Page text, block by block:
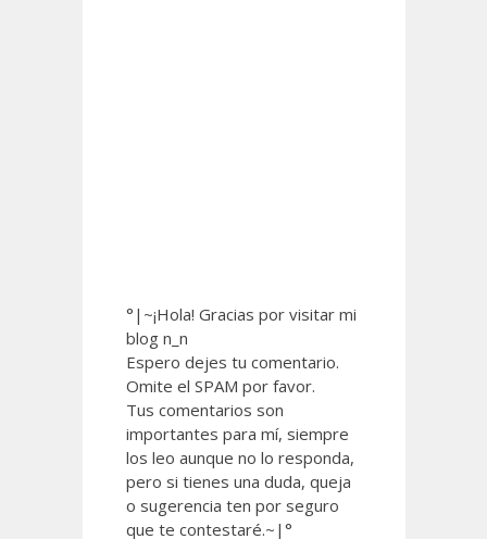
°|~¡Hola! Gracias por visitar mi
blog n_n
Espero dejes tu comentario.
Omite el SPAM por favor.
Tus comentarios son
importantes para mí, siempre
los leo aunque no lo responda,
pero si tienes una duda, queja
o sugerencia ten por seguro
que te contestaré.~|°